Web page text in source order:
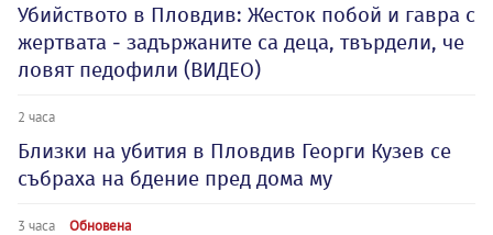
Убийството в Пловдив: Жесток побой и гавра с
жертвата - задържаните са деца, твърдели, че
ловят педофили (ВИДЕО)
2 часа
Близки на убития в Пловдив Георги Кузев се
събраха на бдение пред дома му
3 часа Обновена